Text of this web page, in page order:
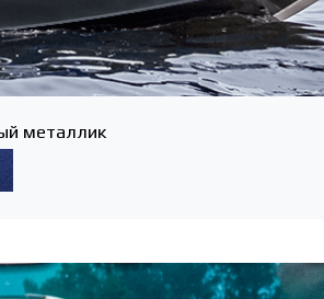
металлик